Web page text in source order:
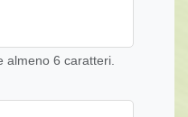
almeno 6 caratteri.